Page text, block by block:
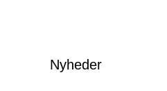
Nyheder